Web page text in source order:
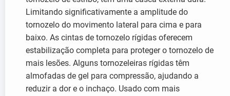
Limitando significativamente a amplitude do
tornozelo do movimento lateral para cima e para
baixo. As cintas de tornozelo rígidas oferecem
estabilização completa para proteger o tornozelo de
mais lesões. Alguns tornozeleiras rígidas têm
almofadas de gel para compressão, ajudando a
reduzir a dor e o inchaço. Usado com mais